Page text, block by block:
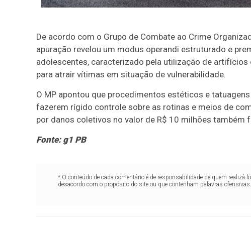
De acordo com o Grupo de Combate ao Crime
apuração revelou um modus operandi estruturado e
adolescentes, caracterizado pela utilização de
para atrair vítimas em situação de vulnerabilidade.
O MP apontou que procedimentos estéticos e
fazerem rígido controle sobre as rotinas e meios de
por danos coletivos no valor de R$ 10 milhões também
Fonte: g1 PB
* O conteúdo de cada comentário é de responsabilidade de quem
desacordo com o propósito do site ou que contenham palavras ofensivas.